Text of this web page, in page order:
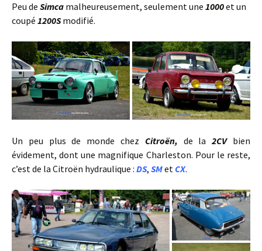
Peu de Simca malheureusement, seulement une 1000et un
coupé 1200Smodifié.
Un peu plus de monde chez Citroën, de la2CVbien
évidement, dont une magnifique Charleston. Pour le reste,
c’est de la Citroën hydraulique : DS, SMet CX.